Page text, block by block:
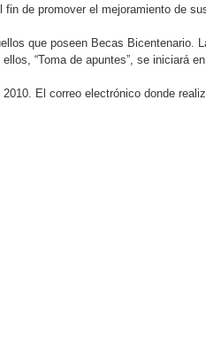
de promover el mejoramiento de
que poseen Becas Bicentenario.
“Toma de apuntes”, se iniciará
El correo electrónico donde